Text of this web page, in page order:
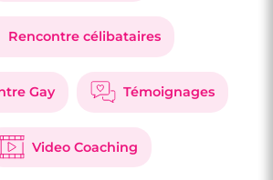
Rencontre célibataires
Gay Témoignages
Video Coaching